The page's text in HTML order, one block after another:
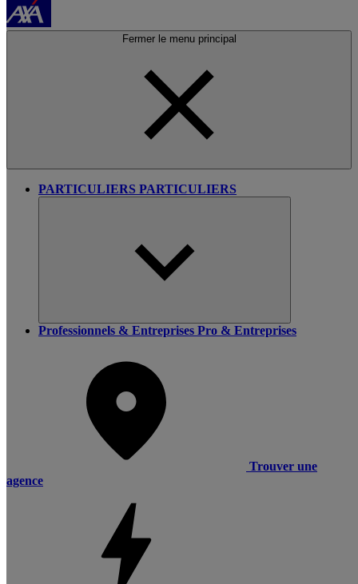
Fermer le menu principal
PARTICULIERS PARTICULIERS
Professionnels & Entreprises Pro & Entreprises
Trouver une
agence